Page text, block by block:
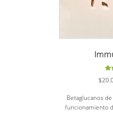
$
Betaglucanos
funcionamiento